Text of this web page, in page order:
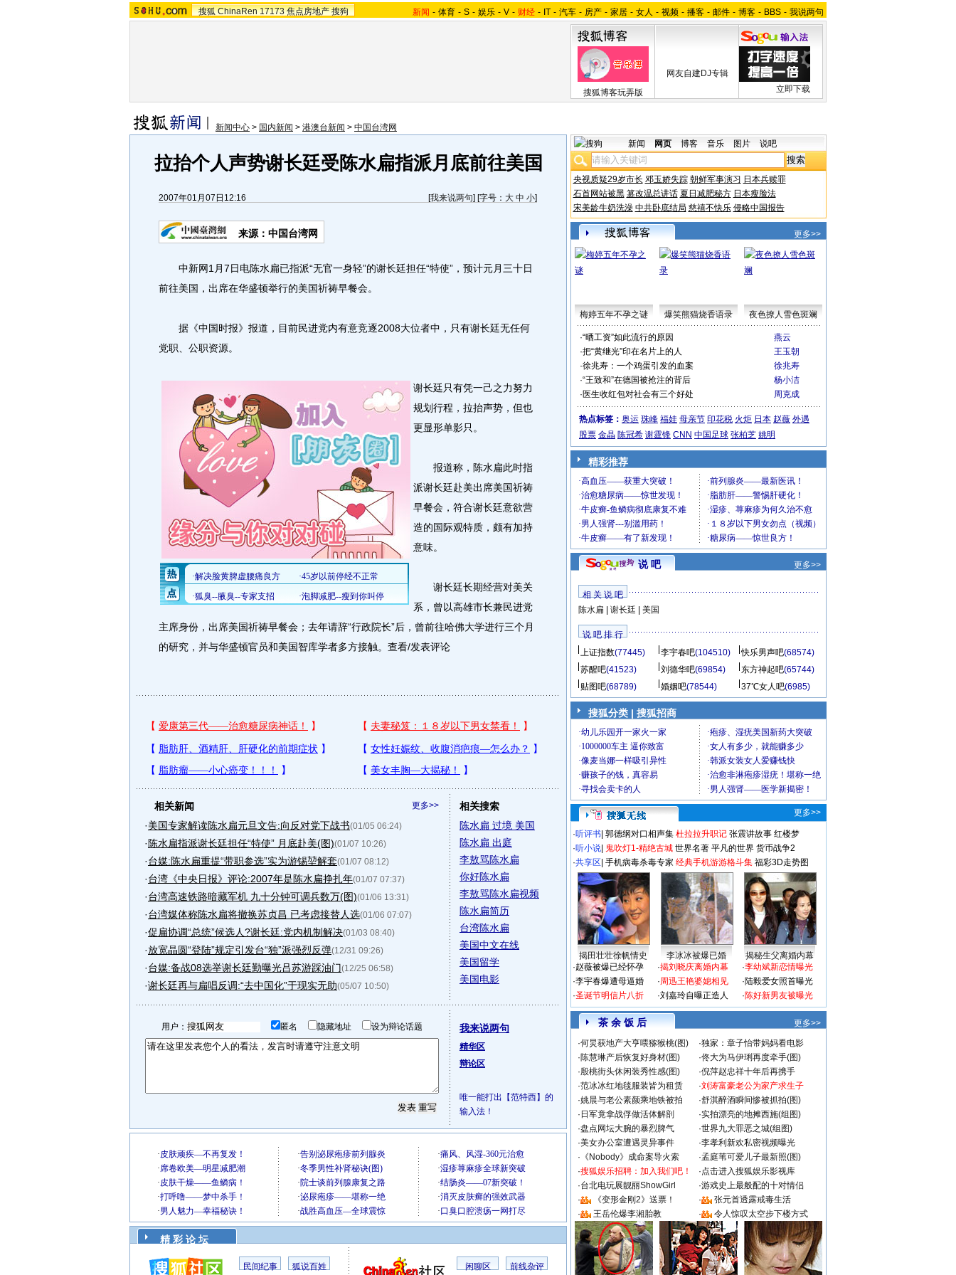
搜狐 ChinaRen 17173 焦点房地产 搜狗 新闻 - 体育 - S - 娱乐 - V - 财经 - IT - 汽车 - 房产 - 家居 - 女人 - 视频 - 播客 - 邮件 - 博客 - BBS - 我说两句
搜狐博客玩弄版
网友自建DJ专辑
立即下载
新闻中心 > 国内新闻 > 港澳台新闻 > 中国台湾网
拉抬个人声势谢长廷受陈水扁指派月底前往美国
2007年01月07日12:16 [我来说两句] [字号： 大 中 小]
来源：中国台湾网
中新网1月7日电陈水扁已指派“无官一身轻”的谢长廷担任“特使”，预计元月三十日
前往美国，出席在华盛顿举行的美国祈祷早餐会。
据《中国时报》报道，目前民进党内有意竞逐2008大位者中，只有谢长廷无任何
党职、公职资源。
谢长廷只有凭一己之力努力
规划行程，拉抬声势，但也
更显形单影只。
报道称，陈水扁此时指
派谢长廷赴美出席美国祈祷
早餐会，符合谢长廷意欲营
造的国际观特质，颇有加持
意味。
谢长廷长期经营对美关
系，曾以高雄市长兼民进党
主席身份，出席美国祈祷早餐会；去年请辞“行政院长”后，曾前往哈佛大学进行三个月
的研究，并与华盛顿官员和美国智库学者多方接触。查看/发表评论
更多>>
相关新闻
·美国专家解读陈水扁元旦文告:向反对党下战书(01/05 06:24)
· 陈水扁指派谢长廷担任“特使” 月底赴美(图)(01/07 10:26)
·台媒:陈水扁重提“带职参选”实为游锡堃解套(01/07 08:12)
·台湾《中央日报》评论:2007年是陈水扁挣扎年(01/07 07:37)
·台湾高速铁路暗藏军机 九十分钟可调兵数万(图)(01/06 13:31)
·台湾媒体称陈水扁将撤换苏贞昌 已考虑接替人选(01/06 07:07)
·促扁协调“总统”候选人?谢长廷:党内机制解决(01/03 08:40)
·放宽晶圆“登陆”规定引发台“独”派强烈反弹(12/31 09:26)
·台媒:备战08选举谢长廷勤曝光吕苏游踩油门(12/25 06:58)
·谢长廷再与扁唱反调:“去中国化”于现实无助(05/07 10:50)
相关搜索
陈水扁 过境 美国
陈水扁 出庭
李敖骂陈水扁
你好陈水扁
李敖骂陈水扁视频
陈水扁简历
台湾陈水扁
美国中文在线
美国留学
美国电影
用户： 匿名 隐藏地址 设为辩论话题 我来说两句
精华区
辩论区
唯一能打出【范特西】的
输入法！
精 彩 论 坛
民间纪事 狐说百姓 闲聊区 前线杂评
新闻 网页 博客 音乐 图片 说吧
央视质疑29岁市长 邓玉娇失踪 朝鲜军事演习 日本兵赎罪
石首网站被黑 篡改温总讲话 夏日减肥秘方 日本瘦脸法
宋美龄牛奶洗澡 中共卧底结局 慈禧不快乐 侵略中国报告
更多>>
梅婷五年不孕之谜 爆笑熊猫烧香语录 夜色撩人雪色斑斓
·“晒工资”如此流行的原因
燕云
·把“黄继光”印在名片上的人
王玉朝
·徐兆寿：一个鸡蛋引发的血案
徐兆寿
·“王致和”在德国被抢注的背后
杨小洁
· 医生收红包对社会有三个好处 周克成
热点标签： 奥运 珠峰 福娃 母亲节 印花税 火炬 日本 赵薇 外遇
股票 金晶 陈冠希 谢霆锋 CNN 中国足球 张柏芝 姚明
精彩推荐
说 吧 更多>>
相 关 说 吧
陈水扁
谢长廷 美国
说 吧 排 行
上证指数(77445) 李宇春吧(104510) 快乐男声吧(68574)
苏醒吧(41523) 刘德华吧(69854) 东方神起吧(65744)
贴图吧(68789) 婚姻吧(78544) 37℃女人吧(6985)
搜狐分类 | 搜狐招商
更多>>
·听评书 郭德纲对口相声集 杜拉拉升职记 张震讲故事 红楼梦
·听小说 鬼吹灯1-精绝古城 世界名著 平凡的世界 货币战争2
·共享区 手机病毒杀毒专家 经典手机游游格斗集 福彩3D走势图
揭田壮壮徐帆情史 李冰冰被爆已婚
揭秘生父离婚内幕
·赵薇被爆已经怀孕
·李宇春爆遭母逼婚
·圣诞节明信片八折
·揭刘晓庆离婚内幕
·周迅王艳婆媳相见
·刘嘉玲自曝正造人
·李幼斌新恋情曝光
·陆毅爱女照首曝光
·陈好新男友被曝光
茶 余 饭 后
更多>>
·何炅获地产大亨喂猕猴桃(图) ·独家：章子怡带妈妈看电影
·陈慧琳产后恢复好身材(图) ·佟大为马伊琍再度牵手(图)
·殷桃街头休闲装秀性感(图) ·倪萍赵忠祥十年后再携手
·范冰冰红地毯服装皆为租赁 ·刘涛富豪老公为家产求生子
·姚晨与老公素颜乘地铁被拍 ·舒淇醉酒瞬间惨被抓拍(图)
· 日军竟拿战俘做活体解剖 ·实拍漂亮的地摊西施(组图)
·盘点网坛大腕的暴烈脾气 ·世界九大罪恶之城(组图)
·美女办公室遭遇灵异事件 ·李孝利新欢私密视频曝光
· 《Nobody》成命案导火索 ·孟庭苇可爱儿子最新照(图)
·搜狐娱乐招聘：加入我们吧！ ·点击进入搜狐娱乐影视库
·台北电玩展靓丽ShowGirl ·游戏史上最般配的十对情侣
·
《变形金刚2》送票！ ·
张元首透露戒毒生活
·
王岳伦爆李湘胎教 · 令人惊叹太空步下楼方式